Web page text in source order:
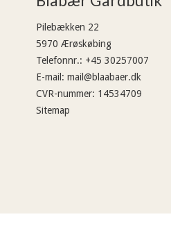
Pilebækken 22
5970 Ærøskøbing
Telefonnr.: +45 30257007
E-mail : mail@blaabaer.dk
CVR-nummer: 14534709
Sitemap